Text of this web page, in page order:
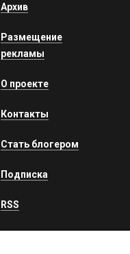
Архив
Размещение
рекламы
О проекте
Контакты
Стать блогером
Подписка
RSS